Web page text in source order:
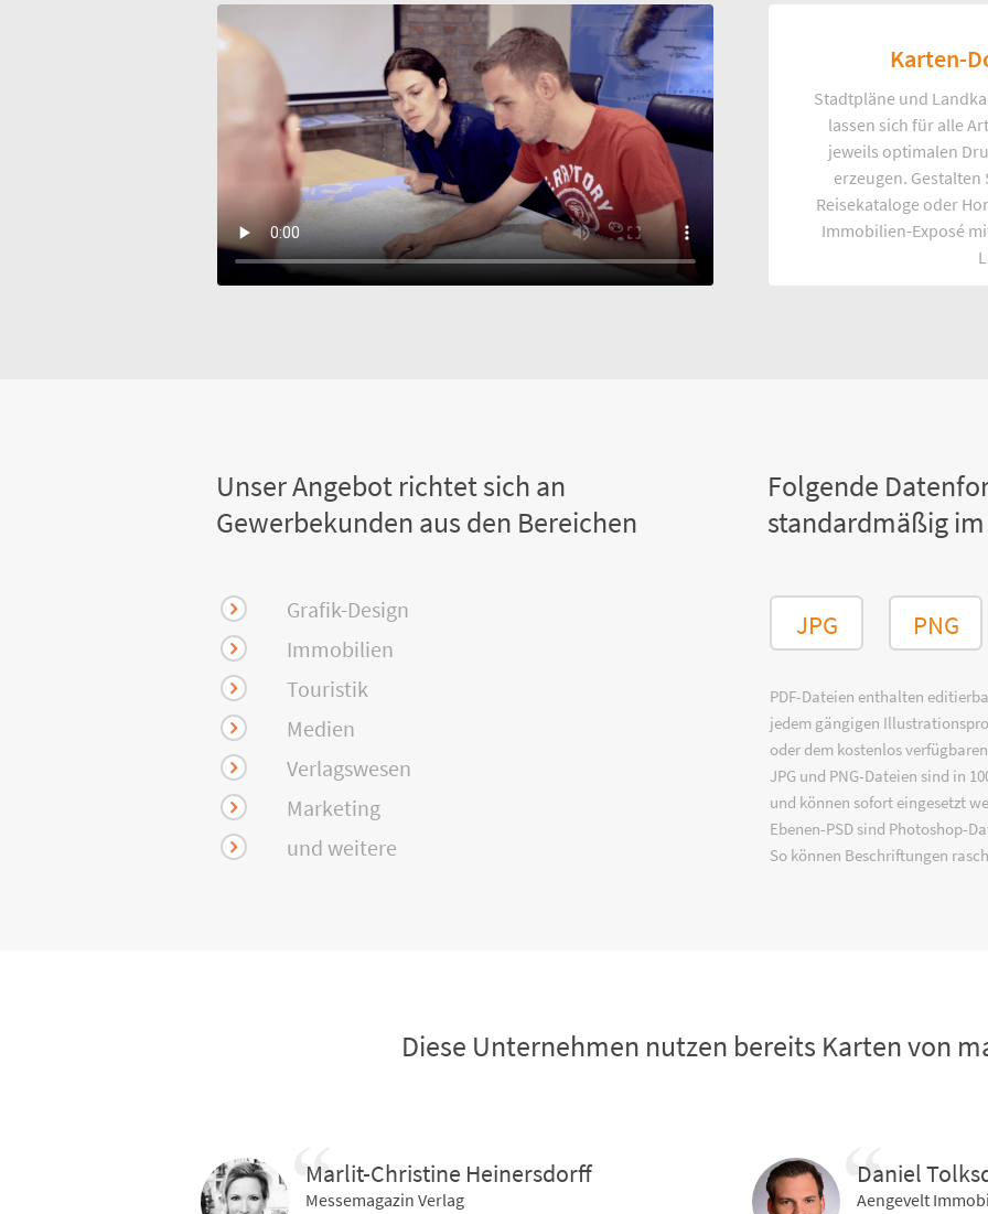
Karten-
Stadtpläne und
lassen sich für alle
jeweils optimalen
erzeugen.
Reisekataloge oder
Immobilien-Exposé
Unser Angebot richtet sich an
Gewerbekunden aus den Bereichen
Grafik-Design
Immobilien
Touristik
Medien
Verlagswesen
Marketing
und weitere
Folgende
standardmäßig
JPG PNG
PDF-Dateien enthalten
jedem gängigen
oder dem kostenlos verfügbaren
JPG und PNG-Dateien sind in
und können sofort eingesetzt
Ebenen-PSD sind Photoshop-
So können Beschriftungen
Diese Unternehmen nutzen bereits Karten von
Marlit-Christine Heinersdorff
Messemagazin Verlag
Daniel
Aengevelt